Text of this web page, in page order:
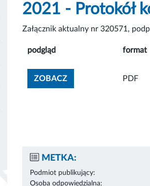
2021 - Protokół
Załącznik aktualny nr 320571,
podgląd format
ZOBACZZOBACZ ZAŁĄCZNIK
PDF
METKA:
Podmiot publikujący:
Osoba odpowiedzialna: